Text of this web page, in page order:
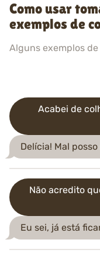
Como usar
exemplos de
Alguns exemplos
Acabei de
Delícia! Mal
Não acredito
Eu sei, já está